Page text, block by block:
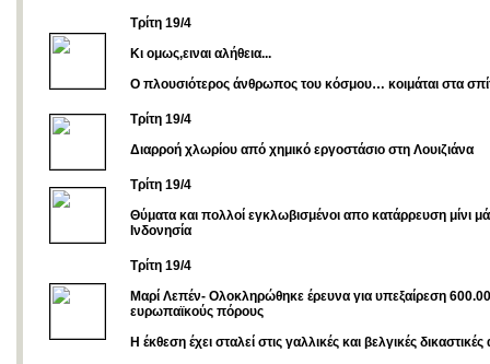
Τρίτη 19/4
Κι ομως,ειναι αλήθεια...
Ο πλουσιότερος άνθρωπος του κόσμου… κοιμάται στα
Τρίτη 19/4
Διαρροή χλωρίου από χημικό εργοστάσιο στη Λουιζιάνα
Τρίτη 19/4
Θύματα και πολλοί εγκλωβισμένοι απο κατάρρευση μίνι
Ινδονησία
Τρίτη 19/4
Μαρί Λεπέν- Ολοκληρώθηκε έρευνα για υπεξαίρεση
ευρωπαϊκούς πόρους
Η έκθεση έχει σταλεί στις γαλλικές και βελγικές δικαστικές